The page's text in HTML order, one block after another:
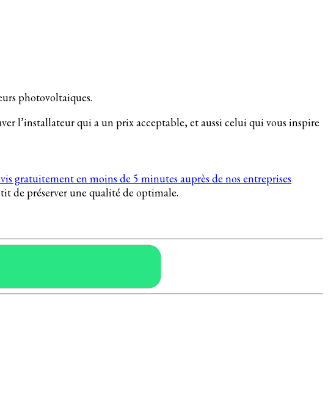
photovoltaiques.
l’installateur qui a un prix acceptable, et aussi celui qui vous inspire
gratuitement en moins de 5 minutes auprès de nos entreprises
de préserver une qualité de optimale.